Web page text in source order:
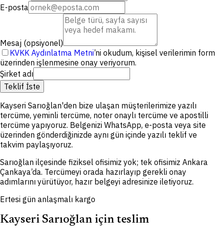
E-posta
Mesaj (opsiyonel)
KVKK Aydınlatma Metni’ni okudum, kişisel verilerimin form
üzerinden işlenmesine onay veriyorum.
Şirket adı
Teklif İste
Kayseri Sarıoğlan'den bize ulaşan müşterilerimize yazılı
tercüme, yeminli tercüme, noter onaylı tercüme ve apostilli
tercüme yapıyoruz. Belgenizi WhatsApp, e-posta veya site
üzerinden gönderdiğinizde aynı gün içinde yazılı teklif ve
takvim paylaşıyoruz.
Sarıoğlan ilçesinde fiziksel ofisimiz yok; tek ofisimiz Ankara
Çankaya’da. Tercümeyi orada hazırlayıp gerekli onay
adımlarını yürütüyor, hazır belgeyi adresinize iletiyoruz.
Ertesi gün anlaşmalı kargo
Kayseri Sarıoğlan için teslim